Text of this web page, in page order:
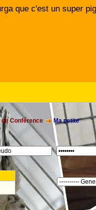
que c'est un super
de Conférence
Ma petite